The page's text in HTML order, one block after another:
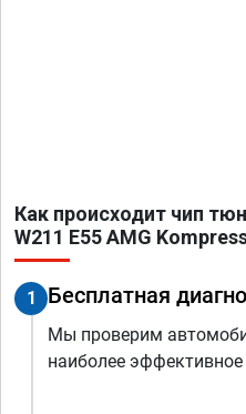
Как происходит чип
W211 E55 AMG
1 Бесплатная
Мы проверим
наиболее